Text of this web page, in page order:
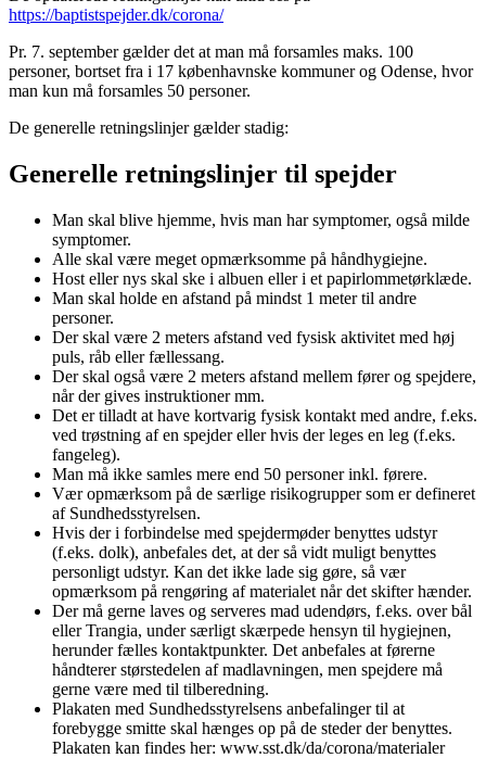
https://baptistspejder.dk/corona/
Pr. 7. september gælder det at man må forsamles maks. 100
personer, bortset fra i 17 københavnske kommuner og Odense, hvor
man kun må forsamles 50 personer.
De generelle retningslinjer gælder stadig:
Generelle retningslinjer til spejder
Man skal blive hjemme, hvis man har symptomer, også milde
symptomer.
Alle skal være meget opmærksomme på håndhygiejne.
Host eller nys skal ske i albuen eller i et papirlommetørklæde.
Man skal holde en afstand på mindst 1 meter til andre
personer.
Der skal være 2 meters afstand ved fysisk aktivitet med høj
puls, råb eller fællessang.
Der skal også være 2 meters afstand mellem fører og spejdere,
når der gives instruktioner mm.
Det er tilladt at have kortvarig fysisk kontakt med andre, f.eks.
ved trøstning af en spejder eller hvis der leges en leg (f.eks.
fangeleg).
Man må ikke samles mere end 50 personer inkl. førere.
Vær opmærksom på de særlige risikogrupper som er defineret
af Sundhedsstyrelsen.
Hvis der i forbindelse med spejdermøder benyttes udstyr
(f.eks. dolk), anbefales det, at der så vidt muligt benyttes
personligt udstyr. Kan det ikke lade sig gøre, så vær
opmærksom på rengøring af materialet når det skifter hænder.
Der må gerne laves og serveres mad udendørs, f.eks. over bål
eller Trangia, under særligt skærpede hensyn til hygiejnen,
herunder fælles kontaktpunkter. Det anbefales at førerne
håndterer størstedelen af madlavningen, men spejdere må
gerne være med til tilberedning.
Plakaten med Sundhedsstyrelsens anbefalinger til at
forebygge smitte skal hænges op på de steder der benyttes.
Plakaten kan findes her: www.sst.dk/da/corona/materialer